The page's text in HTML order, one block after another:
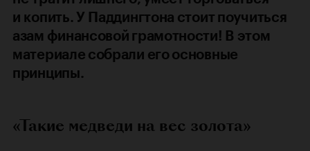
и копить. У Паддингтона стоит поучиться
азам финансовой грамотности! В этом
материале собрали его основные
принципы.
«Такие медведи на вес золота»